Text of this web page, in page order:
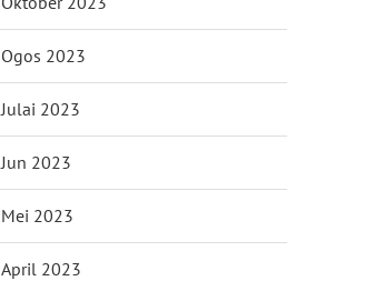
Ogos 2023
Julai 2023
Jun 2023
Mei 2023
April 2023